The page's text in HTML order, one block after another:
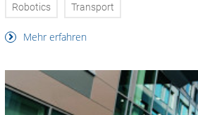
Robotics Transport
Mehr erfahren